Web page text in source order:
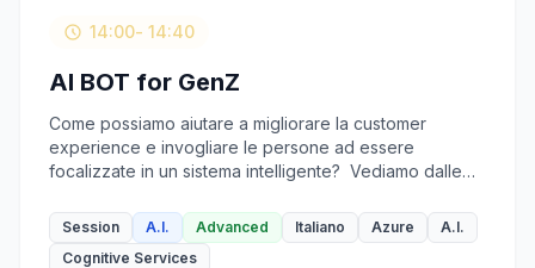
14:00- 14:40
AI BOT for GenZ
Come possiamo aiutare a migliorare la customer
experience e invogliare le persone ad essere
focalizzate in un sistema intelligente? Vediamo dalle
l'ultimo SDK agentico di Microsoft e la UI multichannel
con Microsoft 365 Agents SDK!
Session A.I. Advanced Italiano Azure
A.I.
Cognitive Services